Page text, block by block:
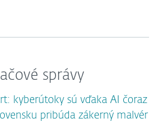
správy
kyberútoky sú vďaka AI čoraz
pribúda zákerný malvér